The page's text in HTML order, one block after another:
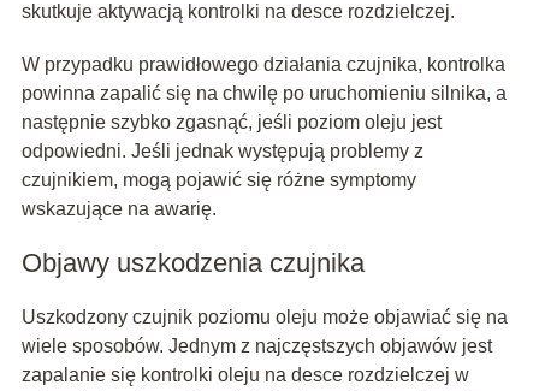
skutkuje aktywacją kontrolki na desce rozdzielczej.
W przypadku prawidłowego działania czujnika, kontrolka
powinna zapalić się na chwilę po uruchomieniu silnika, a
następnie szybko zgasnąć, jeśli poziom oleju jest
odpowiedni. Jeśli jednak występują problemy z
czujnikiem, mogą pojawić się różne symptomy
wskazujące na awarię.
Objawy uszkodzenia czujnika
Uszkodzony czujnik poziomu oleju może objawiać się na
wiele sposobów. Jednym z najczęstszych objawów jest
zapalanie się kontrolki oleju na desce rozdzielczej w